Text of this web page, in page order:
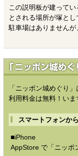
この説明板が建って
とされる場所が塚と
駐車場はありませんが
「ニッポン城めぐり
利用料金は無料！いま
スマートフォンか
■iPhone
AppStore で「ニッポ